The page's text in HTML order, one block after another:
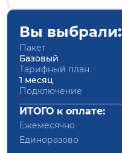
Вы выбрали:
Пакет
Базовый
Тарифный план
1 месяц
Подключение
ИТОГО к оплате:
Ежемесячно
Единоразово